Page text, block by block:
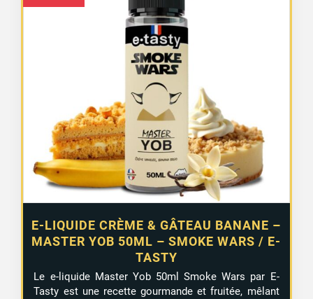
E-LIQUIDE CRÈME & GÂTEAU BANANE –
MASTER YOB 50ML – SMOKE WARS / E-
TASTY
Le e-liquide Master Yob 50ml Smoke Wars par E-
Tasty est une recette gourmande et fruitée, mêlant